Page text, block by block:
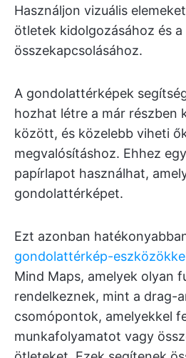
Használjon vizuális
ötletek kidolgozásához és
összekapcsolásához.
A gondolattérképek
hozhat létre a már részben
között, és közelebb viheti
megvalósításhoz. Ehhez
papírlapot használhat,
gondolattérképet.
Ezt azonban
gondolattérkép-
Mind Maps, amelyek olyan
rendelkeznek, mint a drag-
csomópontok, amelyekkel
munkafolyamatot vagy